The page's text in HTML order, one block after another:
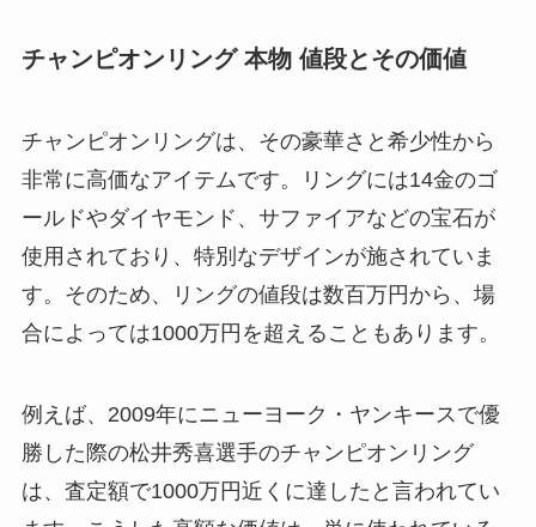
チャンピオンリング 本物 値段とその価値
チャンピオンリングは、その豪華さと希少性から
非常に高価なアイテムです。リングには14金のゴ
ールドやダイヤモンド、サファイアなどの宝石が
使用されており、特別なデザインが施されていま
す。そのため、リングの値段は数百万円から、場
合によっては1000万円を超えることもあります。
例えば、2009年にニューヨーク・ヤンキースで優
勝した際の松井秀喜選手のチャンピオンリング
は、査定額で1000万円近くに達したと言われてい